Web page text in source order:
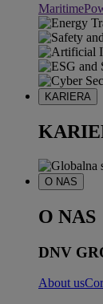
Maritime
KARIERA
O NAS
O NAS
DNV
About us